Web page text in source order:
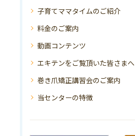
子育てママタイムのご紹介
料金のご案内
動画コンテンツ
エキテンをご覧頂いた皆さまへ
巻き爪矯正講習会のご案内
当センターの特徴